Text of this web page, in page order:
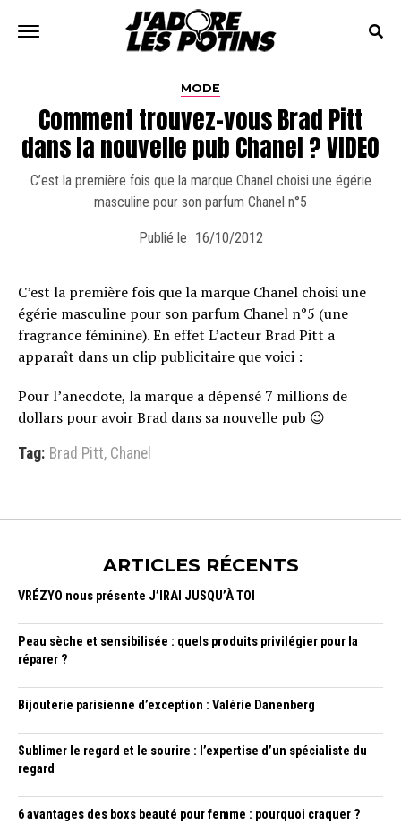
MODE
Comment trouvez-vous Brad Pitt
dans la nouvelle pub Chanel ? VIDEO
C’est la première fois que la marque Chanel choisi une égérie
masculine pour son parfum Chanel n°5
Publié le 16/10/2012
C’est la première fois que la marque Chanel choisi une
égérie masculine pour son parfum Chanel n°5 (une
fragrance féminine). En effet L’acteur Brad Pitt a
apparaît dans un clip publicitaire que voici :
Pour l’anecdote, la marque a dépensé 7 millions de
dollars pour avoir Brad dans sa nouvelle pub 😉
Tag: Brad Pitt, Chanel
ARTICLES RÉCENTS
VRÉZYO nous présente J’IRAI JUSQU’À TOI
Peau sèche et sensibilisée : quels produits privilégier pour la
réparer ?
Bijouterie parisienne d’exception : Valérie Danenberg
Sublimer le regard et le sourire : l’expertise d’un spécialiste du
regard
6 avantages des boxs beauté pour femme : pourquoi craquer ?